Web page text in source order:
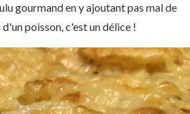
gourmand en y ajoutant pas mal de
poisson, c'est un délice !